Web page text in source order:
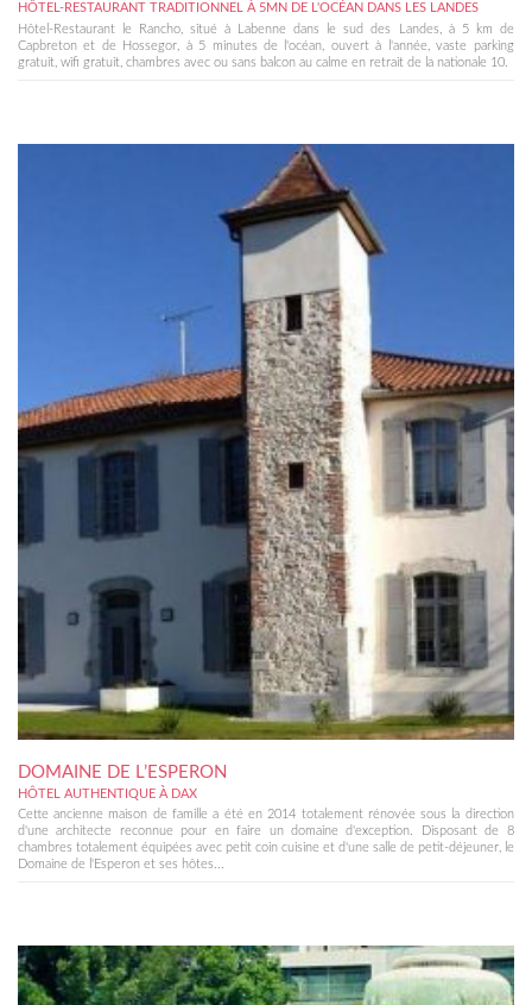
HÔTEL-RESTAURANT TRADITIONNEL À 5MN DE L'OCÉAN DANS LES LANDES
Hôtel-Restaurant le Rancho, situé à Labenne dans le sud des Landes, à 5 km de
Capbreton et de Hossegor, à 5 minutes de l'océan, ouvert à l'année, vaste parking
gratuit, wifi gratuit, chambres avec ou sans balcon au calme en retrait de la nationale 10.
DOMAINE DE L’ESPERON
HÔTEL AUTHENTIQUE À DAX
Cette ancienne maison de famille a été en 2014 totalement rénovée sous la direction
d'une architecte reconnue pour en faire un domaine d'exception. Disposant de 8
chambres totalement équipées avec petit coin cuisine et d'une salle de petit-déjeuner, le
Domaine de l'Esperon et ses hôtes...